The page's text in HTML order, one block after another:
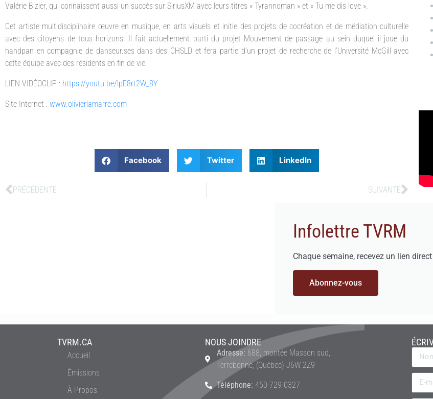
Valérie Bizier, qui connaissent aussi un succès sur SiriusXM avec leurs titres « Tyrannoman » et « Tu me dis love ».
Cet artiste multidisciplinaire œuvre en musique, en arts visuels et initie des projets de cocréation et de médiation culturelle
avec des citoyens de tous horizons. Il fait actuellement parti du projet Mouvement de passage au sein duquel il joue du
handpan en compagnie de danseur.ses dans des CHSLD et fera partie d’un projet de recherche de l’Université McGill avec
cette équipe avec des résidents en fin de vie.
LIEN VIDÉOCLIP : https://youtu.be/lpE8rt2W_8Y
Site Internet : www.olivierlamarre.com
Facebook Twitter LinkedIn
PRÉCÉDENTE SUIVANTE
Infolettre TVRM
Chaque semaine, recevez un lien
Abonnez-vous
TVRM.CA
Accueil
Émissions
À Propos
NOUS JOINDRE
Adresse: 688, montée Masson sud,
Terrebonne, (Québec) J6W 2Z9
Téléphone: 450-729-0327